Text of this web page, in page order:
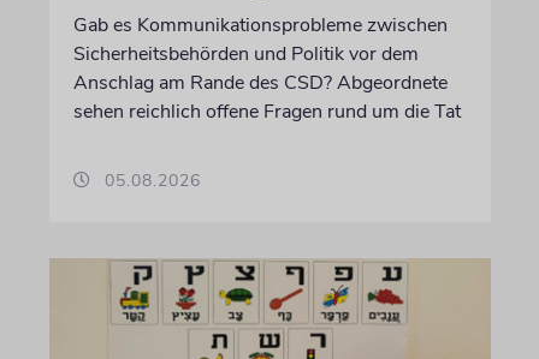
Gab es Kommunikationsprobleme zwischen
Sicherheitsbehörden und Politik vor dem
Anschlag am Rande des CSD? Abgeordnete
sehen reichlich offene Fragen rund um die Tat
05.08.2026